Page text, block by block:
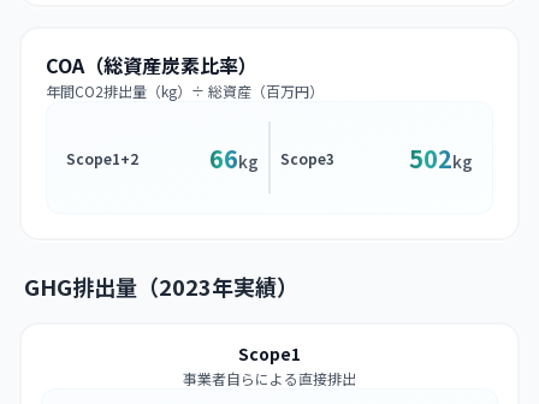
COA（総資産炭素比率）
年間CO2排出量（kg）÷ 総資産（百万円）
Scope1+2 66kg Scope3 502kg
GHG排出量（2023年実績）
Scope1
事業者自らによる直接排出